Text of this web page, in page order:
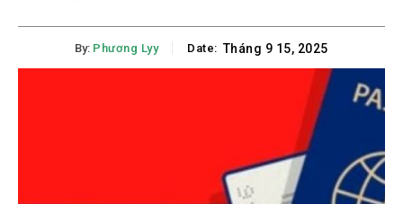
By: Phương Lyy Date: Tháng 9 15, 2025